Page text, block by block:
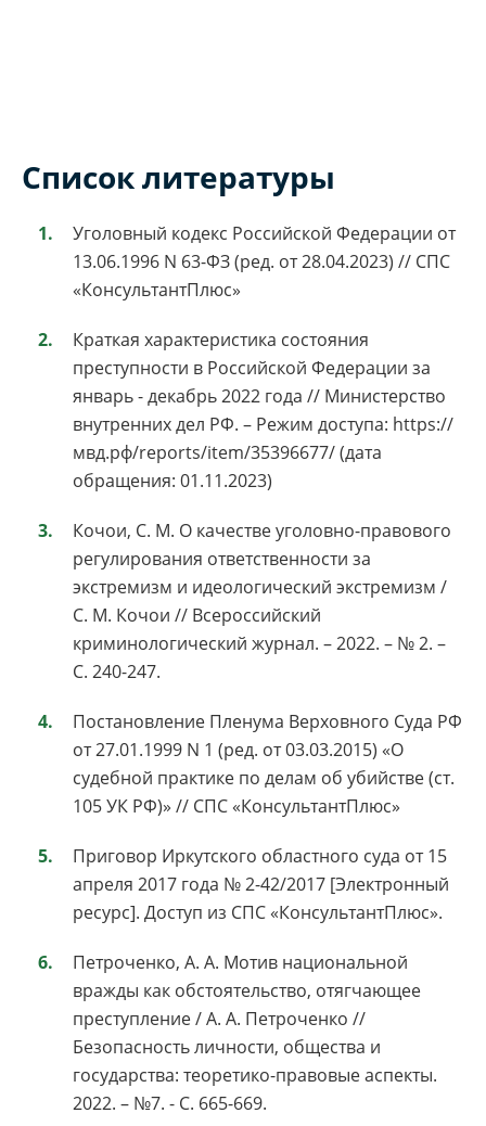
Список литературы
Уголовный кодекс Российской Федерации от
13.06.1996 N 63-ФЗ (ред. от 28.04.2023) // СПС
«КонсультантПлюс»
Краткая характеристика состояния
преступности в Российской Федерации за
январь - декабрь 2022 года // Министерство
внутренних дел РФ. – Режим доступа: https://
мвд.рф/reports/item/35396677/ (дата
обращения: 01.11.2023)
Кочои, С. М. О качестве уголовно-правового
регулирования ответственности за
экстремизм и идеологический экстремизм /
С. М. Кочои // Всероссийский
криминологический журнал. – 2022. – № 2. –
С. 240-247.
Постановление Пленума Верховного Суда РФ
от 27.01.1999 N 1 (ред. от 03.03.2015) «О
судебной практике по делам об убийстве (ст.
105 УК РФ)» // СПС «КонсультантПлюс»
Приговор Иркутского областного суда от 15
апреля 2017 года № 2-42/2017 [Электронный
ресурс]. Доступ из СПС «КонсультантПлюс».
Петроченко, А. А. Мотив национальной
вражды как обстоятельство, отягчающее
преступление / А. А. Петроченко //
Безопасность личности, общества и
государства: теоретико-правовые аспекты.
2022. – №7. - С. 665-669.